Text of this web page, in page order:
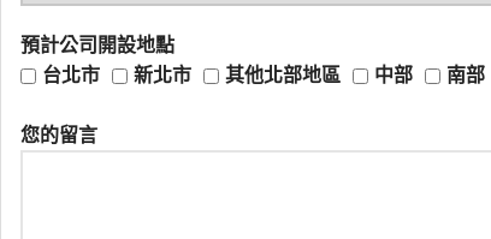
預計公司開設地點
台北市
新北市 其他北部地區 中部 南部
您的留言